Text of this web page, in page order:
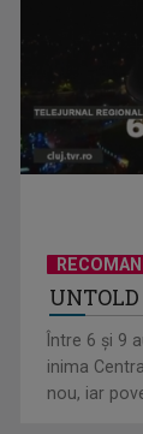
Sorin Istrail,
mileniului,
Între 6 și 9
inima
nou, iar